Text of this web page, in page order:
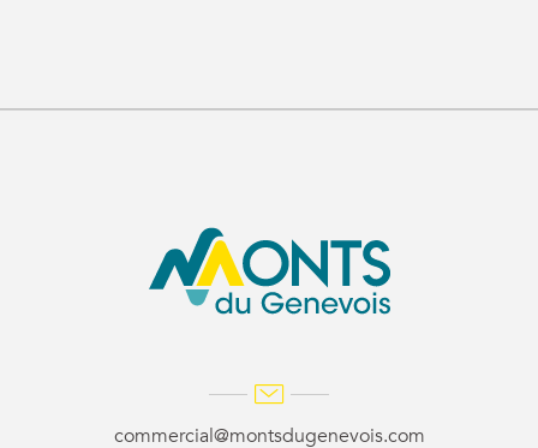
commercial@montsdugenevois.com